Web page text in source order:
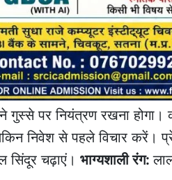
पर नियंत्रण रखना होगा।
निवेश से पहले विचार करें।
सिंदूर चढ़ाएं। भाग्यशाली रंग: